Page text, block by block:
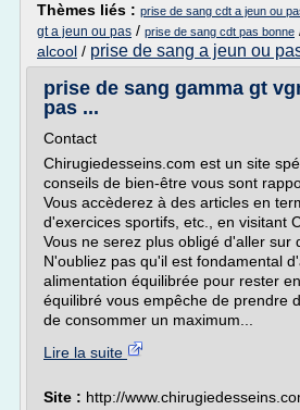
Thèmes liés : prise de sang cdt a jeun ou
gt a jeun ou pas / prise de sang cdt pas bonne
alcool / prise de sang a jeun ou
prise de sang gamma gt
pas ...
Contact
Chirugiedesseins.com est un site
conseils de bien-être vous sont
Vous accèderez à des articles en
d'exercices sportifs, etc., en visitant
Vous ne serez plus obligé d'aller sur
N'oubliez pas qu'il est fondamental
alimentation équilibrée pour rester
équilibré vous empêche de prendre
de consommer un maximum...
Lire la suite
Site : http://